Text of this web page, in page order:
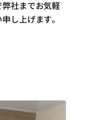
社までお気軽
し上げます。